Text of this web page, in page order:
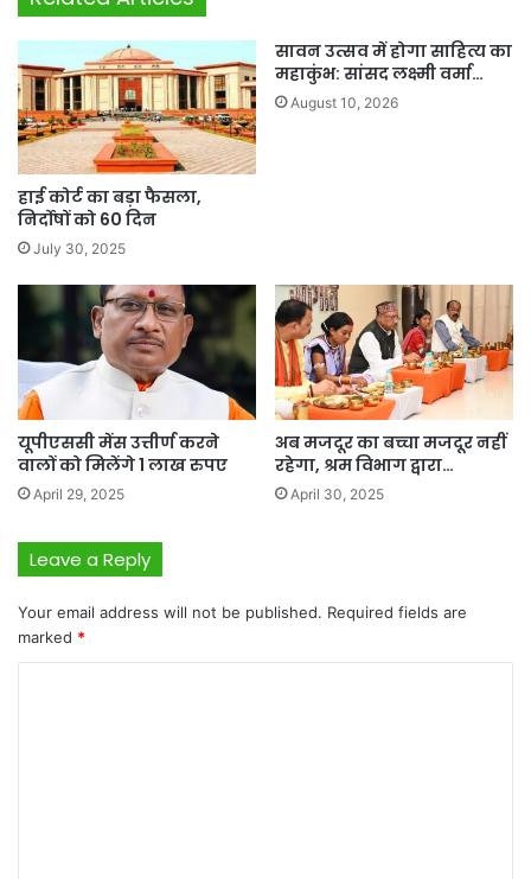
हाई कोर्ट का बड़ा फैसला,
निर्दोषों को 60 दिन
July 30, 2025
सावन उत्सव में होगा साहित्य का
महाकुंभ: सांसद लक्ष्मी वर्मा…
August 10, 2026
यूपीएससी मेंस उत्तीर्ण करने
वालों को मिलेंगे 1 लाख रुपए
April 29, 2025
अब मजदूर का बच्चा मजदूर नहीं
रहेगा, श्रम विभाग द्वारा…
April 30, 2025
Leave a Reply
Your email address will not be published. Required fields are
marked *